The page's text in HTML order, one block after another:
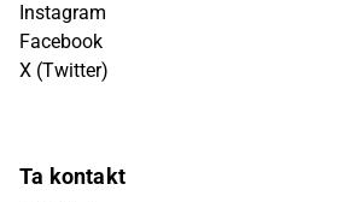
Instagram
Facebook
X (Twitter)
Ta kontakt